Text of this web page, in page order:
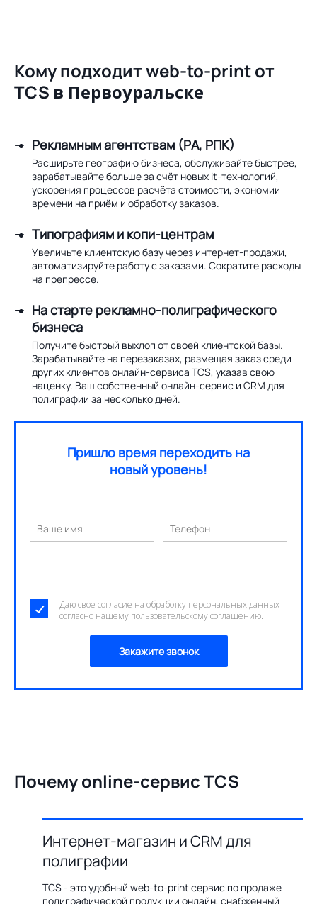
Кому подходит web-to-print от
TCS в Первоуральске
Рекламным агентствам (РА, РПК)
Расширьте географию бизнеса, обслуживайте быстрее,
зарабатывайте больше за счёт новых it-технологий,
ускорения процессов расчёта стоимости, экономии
времени на приём и обработку заказов.
Типографиям и копи-центрам
Увеличьте клиентскую базу через интернет-продажи,
автоматизируйте работу с заказами. Сократите расходы
на препрессе.
На старте рекламно-полиграфического
бизнеса
Получите быстрый выхлоп от своей клиентской базы.
Зарабатывайте на перезаказах, размещая заказ среди
других клиентов онлайн-сервиса TCS, указав свою
наценку. Ваш собственный онлайн-сервис и CRM для
полиграфии за несколько дней.
Пришло время переходить на
новый уровень!
Ваше имя Телефон
Даю свое согласие на обработку персональных данных
согласно нашему пользовательскому соглашению.
Закажите звонок
Почему online-сервис TCS
Интернет-магазин и CRM для
полиграфии
TCS - это удобный web-to-print сервис по продаже
полиграфической продукции онлайн, снабженный